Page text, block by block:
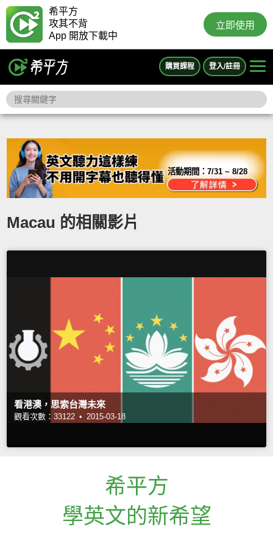
希平方
攻其不背
App 開放下載中
立即使用
購買課程 登入/註冊
活動期間：7/31 ~ 8/28
Macau 的相關影片
看港澳，思索台灣未來
觀看次數：33122 • 2015-03-18
希平方
學英文的新希望